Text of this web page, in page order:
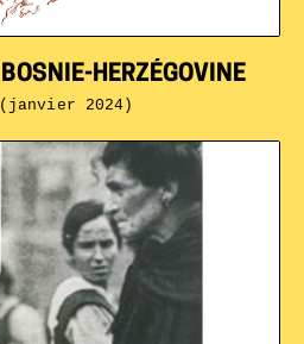
HERZÉGOVINE
(janvier 2024)